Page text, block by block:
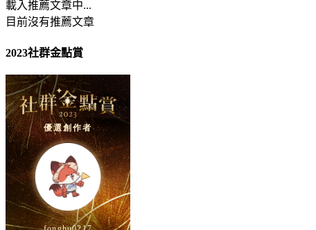
載入推薦文章中...
目前沒有推薦文章
2023社群金點賞